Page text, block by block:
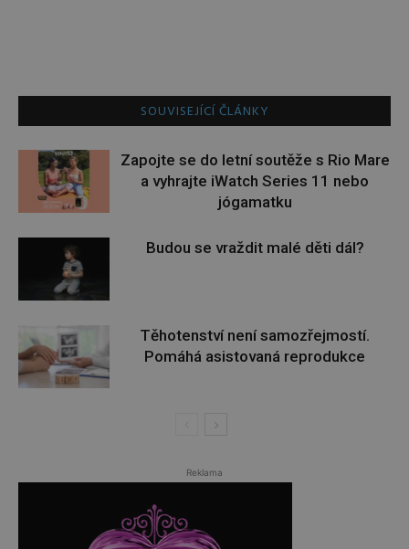
SOUVISEJÍCÍ ČLÁNKY
Zapojte se do letní soutěže s Rio Mare
a vyhrajte iWatch Series 11 nebo
jógamatku
Budou se vraždit malé děti dál?
Těhotenství není samozřejmostí.
Pomáhá asistovaná reprodukce
Reklama